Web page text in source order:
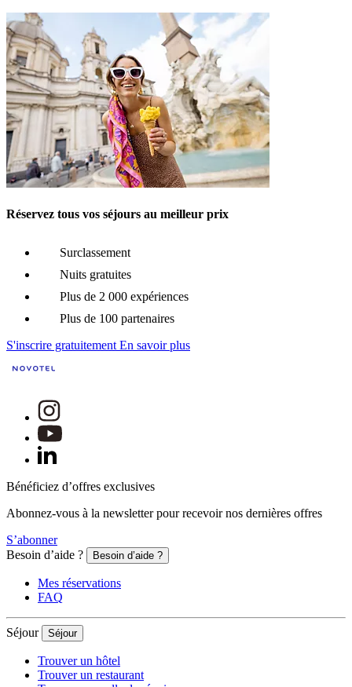
Réservez tous vos séjours au meilleur prix
Surclassement
Nuits gratuites
Plus de 2 000 expériences
Plus de 100 partenaires
S'inscrire gratuitement En savoir plus
Bénéficiez d’offres exclusives
Abonnez-vous à la newsletter pour recevoir nos dernières offres
S’abonner
Besoin d’aide ?
Besoin d’aide ?
Mes réservations
FAQ
Séjour Séjour
Trouver un hôtel
Trouver un restaurant